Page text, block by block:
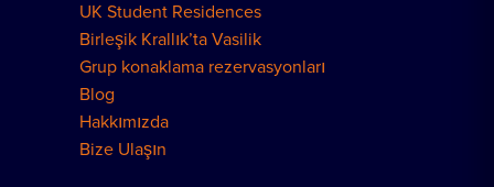
UK Student Residences
Birleşik Krallık’ta Vasilik
Grup konaklama rezervasyonları
Blog
Hakkımızda
Bize Ulaşın